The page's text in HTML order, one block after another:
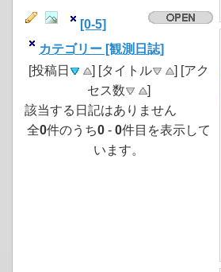
[0-5]
カテゴリー [観測日誌]
[投稿日
] [タイトル
] [アク
セス数
]
該当する日記はありません
全0件のうち0 - 0件目を表示して
います。